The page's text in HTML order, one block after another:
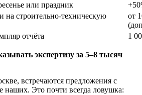
или праздник
на строительно-техническую
от
отчёта
1
экспертизу за 5–8 тысяч
встречаются предложения с
наших. Это почти всегда ловушка: